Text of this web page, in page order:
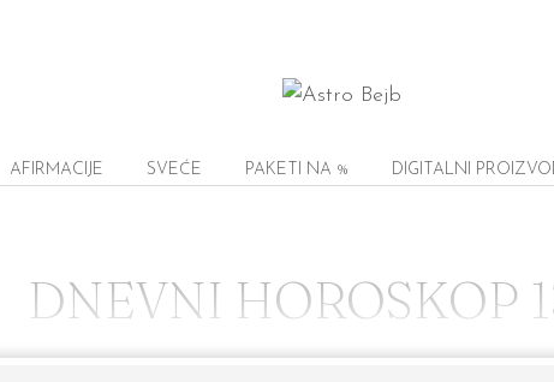
AFIRMACIJE SVEĆE PAKETI NA % DIGITALNI
DNEVNI HOROSKOP